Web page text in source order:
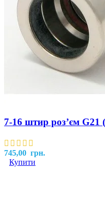
7-16 штир роз’єм G21
745,00 грн.
Купити